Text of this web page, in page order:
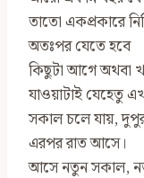
তাতো একপ্রকারে
অতঃপর যেতে হবে
কিছুটা আগে অথবা
যাওয়াটাই যেহেতু
সকাল চলে যায়, দুপুর
এরপর রাত আসে।
আসে নতুন সকাল,